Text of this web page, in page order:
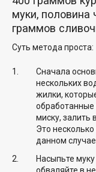
муки,
граммов
Суть метода проста:
Сначала
нескольких
жилки,
обработанные
миску, залить
Это
данном
Насыпьте